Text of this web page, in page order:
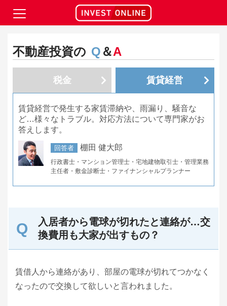
不動産投資の Q ＆A
税金 賃貸経営
賃貸経営で発生する家賃滞納や、雨漏り、騒音な
ど…様々なトラブル。対応方法について専門家がお
答えします。
回答者 棚田 健大郎
行政書士・マンション管理士・宅地建物取引士・管理業務
主任者・敷金診断士・ファイナンシャルプランナー
入居者から電球が切れたと連絡が…交
換費用も大家が出すもの？
賃借人から連絡があり、部屋の電球が切れてつかなく
なったので交換して欲しいと言われました。